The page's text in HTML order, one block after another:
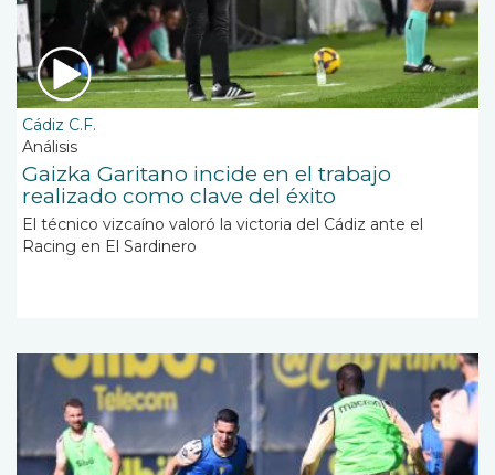
Cádiz C.F.
Análisis
Gaizka Garitano incide en el trabajo
realizado como clave del éxito
El técnico vizcaíno valoró la victoria del Cádiz ante el
Racing en El Sardinero